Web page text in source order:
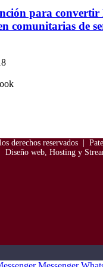
para convertir
comunitarias de
los derechos reservados |
Diseño web, Hosting y